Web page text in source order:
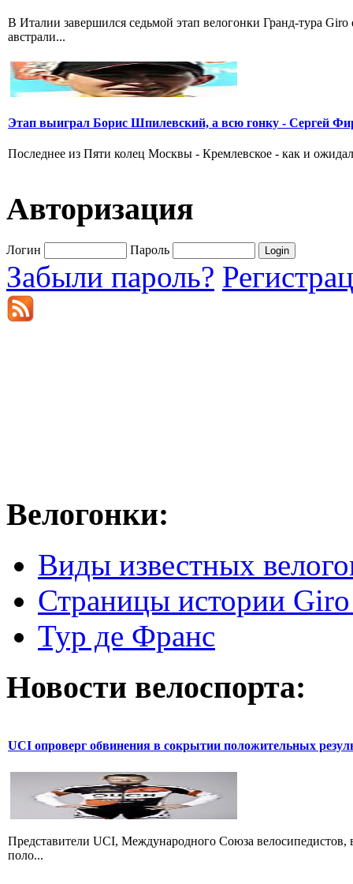
В Италии завершился седьмой этап велогонки Гранд-тура
австрали...
Этап выиграл Борис Шпилевский, а всю гонку - Сергей
Последнее из Пяти колец Москвы - Кремлевское - как и
Авторизация
Логин Пароль
Забыли пароль?
Велогонки:
Виды известных
Страницы истории
Тур де Франс
Новости велоспорта:
UCI опроверг обвинения в сокрытии положительных
Представители UCI, Международного Союза
поло...